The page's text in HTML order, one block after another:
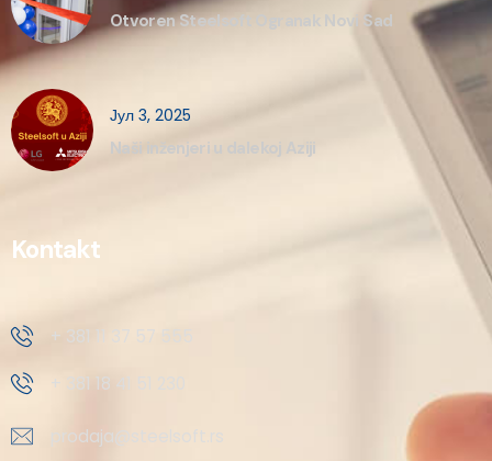
Otvoren Steelsoft Ogranak Novi Sad
Јул 3, 2025
Naši inženjeri u dalekoj Aziji
Kontakt
+ 381 11 37 57 555
+ 381 18 41 51 230
prodaja@steelsoft.rs